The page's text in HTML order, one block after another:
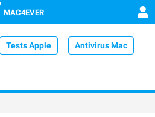
MAC4EVER
Tests Apple Antivirus Mac